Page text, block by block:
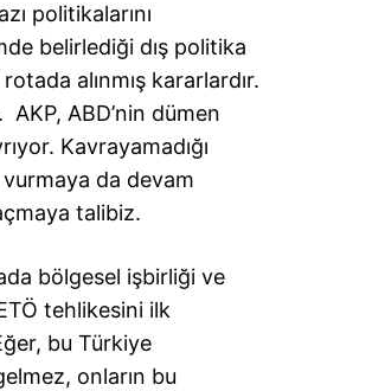
politikalarını
belirlediği dış politika
alınmış kararlardır.
ABD’nin dümen
Kavrayamadığı
vurmaya da devam
talibiz.
bölgesel işbirliği ve
tehlikesini ilk
bu Türkiye
onların bu